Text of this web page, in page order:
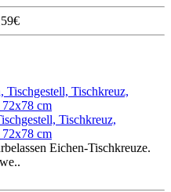
Tischkreuz,
72x78 cm
Eichen-Tischkreuze.